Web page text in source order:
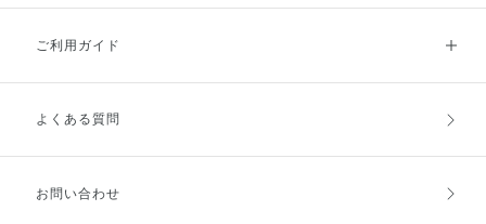
ご利用ガイド
ご利用ガイドトップ
お支払方法
よくある質問
お問い合わせ